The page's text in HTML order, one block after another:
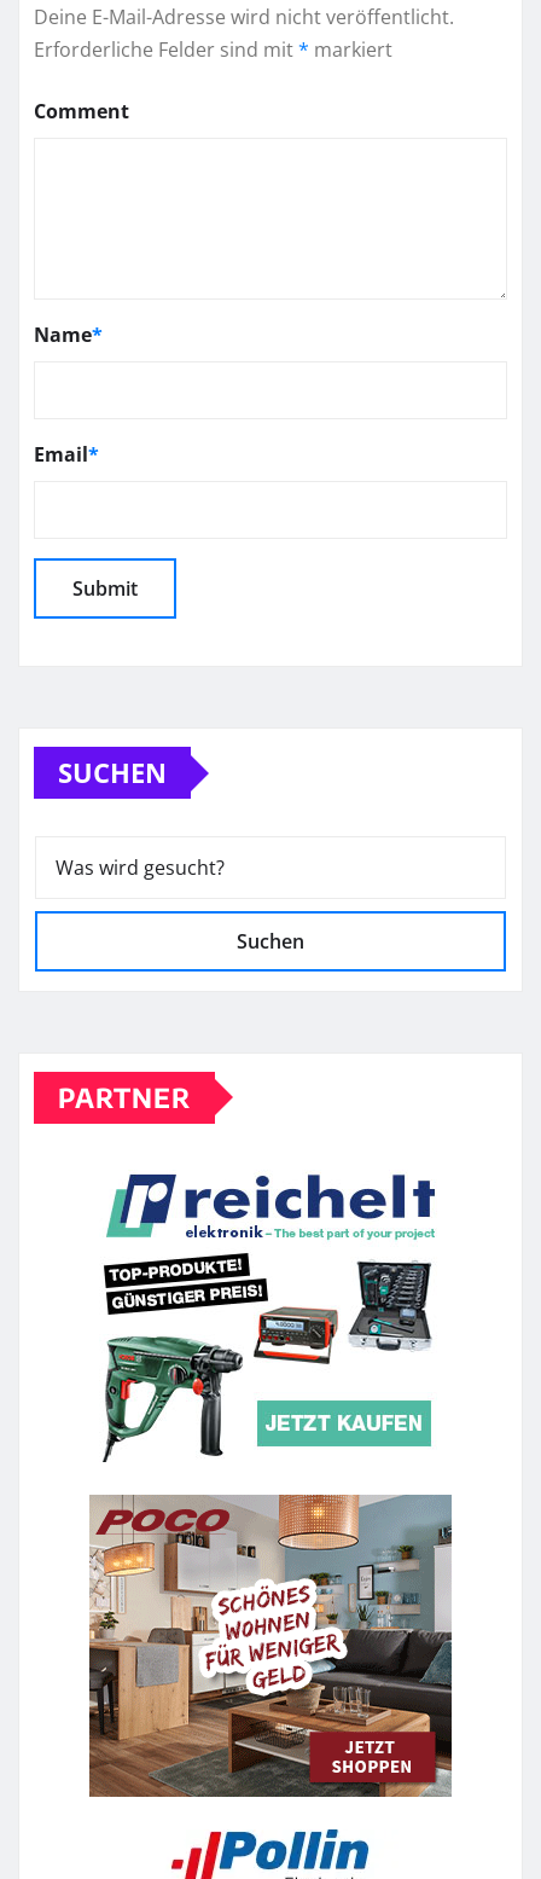
Deine E-Mail-Adresse wird nicht veröffentlicht.
Erforderliche Felder sind mit* markiert
Comment
Name*
Email*
SUCHEN
Suchen
PARTNER